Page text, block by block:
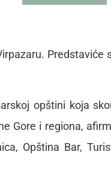
Predstaviće
opštini koja
Gore i regiona,
Opština Bar,